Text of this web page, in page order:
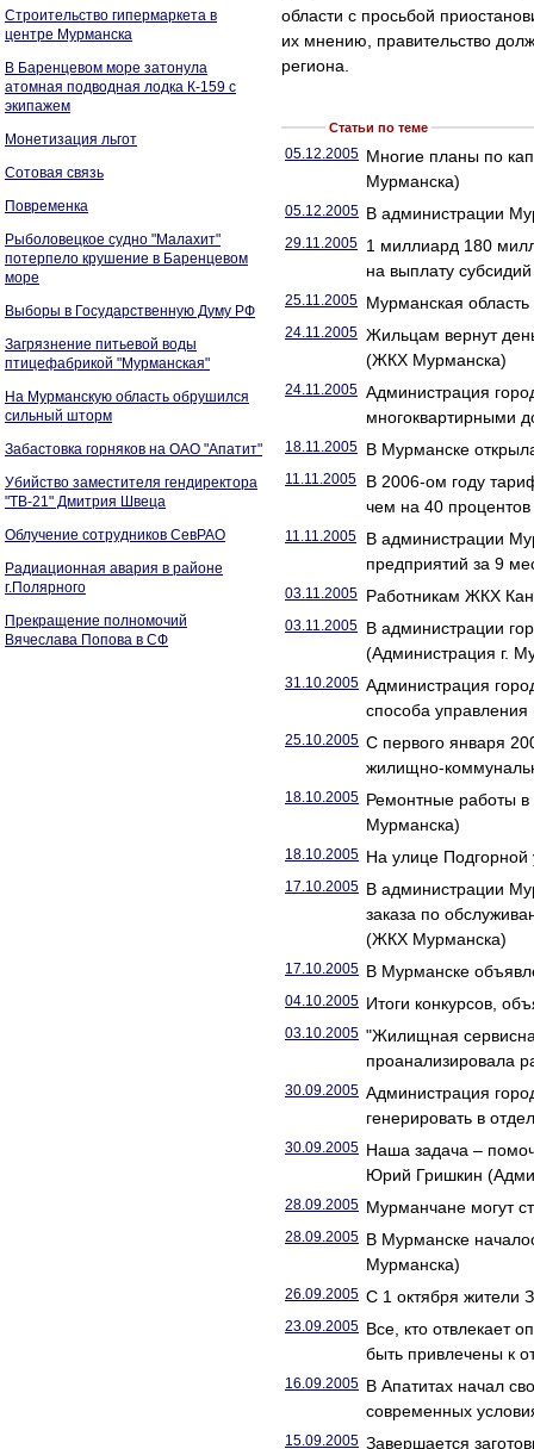
Строительство гипермаркета в
центре Мурманска
В Баренцевом море затонула
атомная подводная лодка К-159 с
экипажем
Монетизация льгот
Сотовая связь
Повременка
Рыболовецкое судно "Малахит"
потерпело крушение в Баренцевом
море
Выборы в Государственную Думу РФ
Загрязнение питьевой воды
птицефабрикой "Мурманская"
На Мурманскую область обрушился
сильный шторм
Забастовка горняков на ОАО "Апатит"
Убийство заместителя гендиректора
"ТВ-21" Дмитрия Швеца
Облучение сотрудников СевРАО
Радиационная авария в районе
г.Полярного
Прекращение полномочий
Вячеслава Попова в СФ
области с просьбой
их мнению, правительство
региона.
Статьи по теме
05.12.2005 Многие планы по
Мурманска)
05.12.2005 В администрации
29.11.2005 1 миллиард 180
на выплату
25.11.2005 Мурманская
24.11.2005 Жильцам вернут
(ЖКХ Мурманска)
24.11.2005 Администрация
многоквартирными
18.11.2005 В Мурманске
11.11.2005
В 2006-ом году
чем на 40
11.11.2005
В администрации
предприятий за 9
03.11.2005 Работникам ЖКХ
03.11.2005 В администрации
(Администрация г.
31.10.2005 Администрация
способа
25.10.2005 С первого января
жилищно-
18.10.2005 Ремонтные работы в
Мурманска)
18.10.2005 На улице
17.10.2005 В администрации
заказа по
(ЖКХ Мурманска)
17.10.2005 В Мурманске
04.10.2005 Итоги конкурсов,
03.10.2005 "Жилищная
проанализировала
30.09.2005 Администрация
генерировать в
30.09.2005 Наша задача –
Юрий Гришкин
28.09.2005 Мурманчане могут
28.09.2005 В Мурманске
Мурманска)
26.09.2005 С 1 октября жители
23.09.2005 Все, кто отвлекает
быть привлечены к
16.09.2005 В Апатитах начал
современных
15.09.2005 Завершается